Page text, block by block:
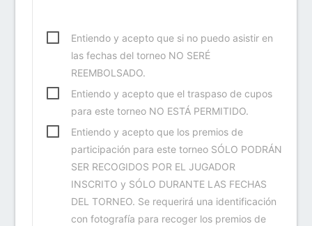
Entiendo y acepto que si no puedo asistir en
las fechas del torneo NO SERÉ
REEMBOLSADO.
Entiendo y acepto que el traspaso de cupos
para este torneo NO ESTÁ PERMITIDO.
Entiendo y acepto que los premios de
participación para este torneo SÓLO PODRÁN
SER RECOGIDOS POR EL JUGADOR
INSCRITO y SÓLO DURANTE LAS FECHAS
DEL TORNEO. Se requerirá una identificación
con fotografía para recoger los premios de